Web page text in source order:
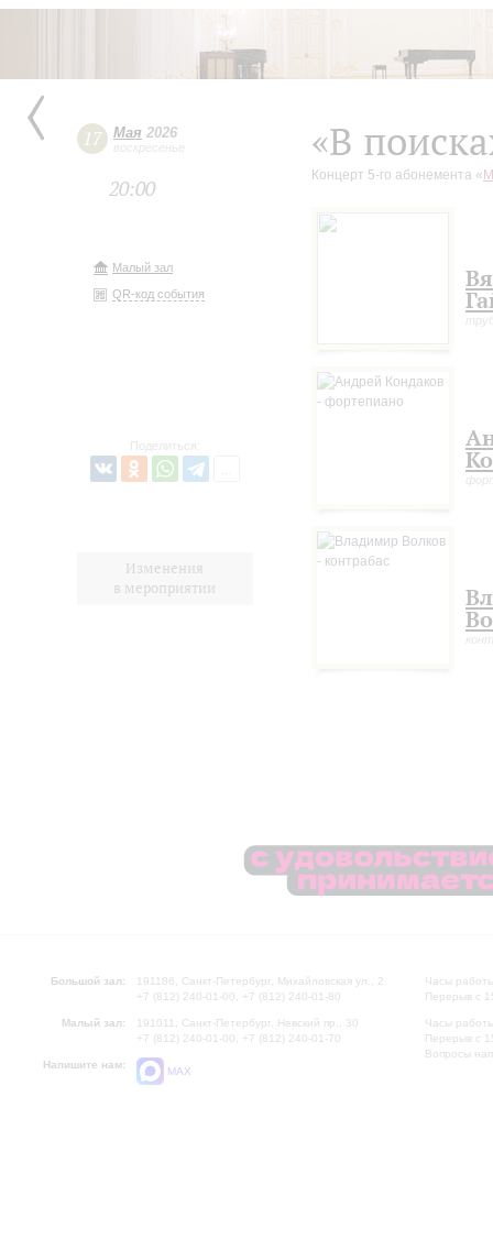
17 Мая 2026
воскресенье
20:00
Малый зал
QR-код события
Поделиться:
Изменения
в мероприятии
«В
Концерт 5-го абонемента «
Большой зал:
191186, Санкт-Петербург, Михайловская ул., 2
+7 (812) 240-01-00, +7 (812) 240-01-80
Малый зал:
191011, Санкт-Петербург, Невский пр., 30
+7 (812) 240-01-00, +7 (812) 240-01-70
Напишите нам:
MAX
Часы
Перерыв с
Часы
Перерыв с
Вопросы